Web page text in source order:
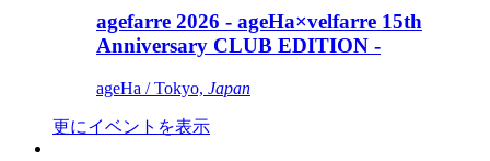
agefarre 2026 - ageHa×velfarre 15th
Anniversary CLUB EDITION -
ageHa / Tokyo, Japan
更にイベントを表示